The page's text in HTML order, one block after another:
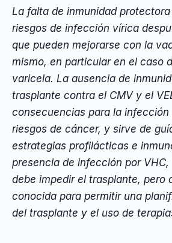
La falta de inmunidad
riesgos de infección vírica
que pueden mejorarse con la
mismo, en particular en el caso
varicela. La ausencia de
trasplante contra el CMV y el
consecuencias para la
riesgos de cáncer, y sirve de
estrategias profilácticas e
presencia de infección por VHC,
debe impedir el trasplante, pero
conocida para permitir una
del trasplante y el uso de